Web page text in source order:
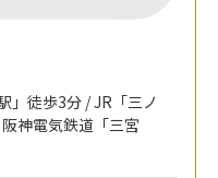
」徒歩3分 / JR「三ノ
神電気鉄道「三宮